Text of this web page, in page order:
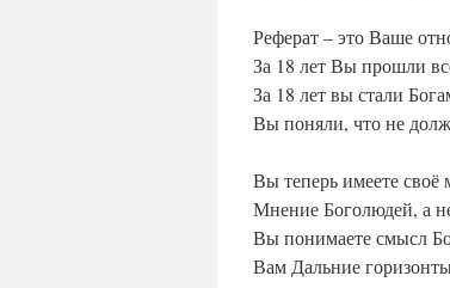
Реферат – это Ваше
За 18 лет Вы прошли
За 18 лет вы стали
Вы поняли, что не
Вы теперь имеете своё
Мнение Боголюдей, а
Вы понимаете смысл
Вам Дальние